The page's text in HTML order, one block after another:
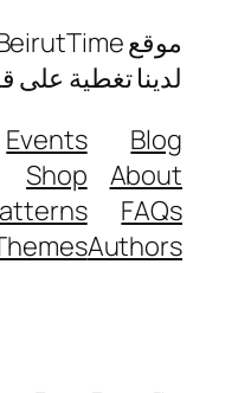
لدينا تغطية على
Blog
About
FAQs
Authors
Events
Shop